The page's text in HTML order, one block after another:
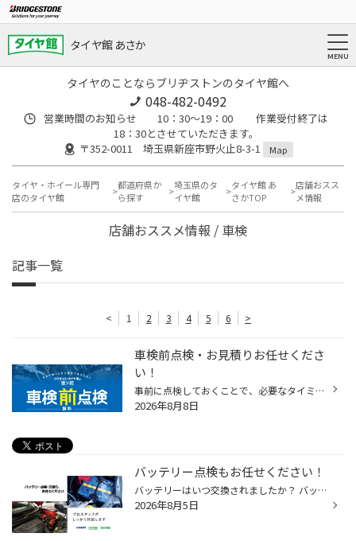
タイヤ館 あさか
タイヤのことならブリヂストンのタイヤ館へ
048-482-0492
営業時間のお知らせ 10：30～19：00 作業受付終了は
18：30とさせていただきます。
〒352-0011 埼玉県新座市野火止8-3-1
Map
タイヤ・ホイール専門
店のタイヤ館
都道府県か
ら探す
埼玉県のタ
イヤ館
タイヤ館 あ
さかTOP
店舗おスス
メ情報
店舗おススメ情報 / 車検
記事一覧
< 1 2 3 4 5 6 >
車検前点検・お見積りお任せくださ
い！
事前に点検しておくことで、必要なタイミングで、必要な個所をメンテナンスでき、車検を受ける際、出費が一度に重なってしまうことを回避！ 「よくわからないけど全部交換しておこう」ではなく、状況に応じた整備をご説明し、ご納得いただいた上で作業を進めます。 車検は、車検満了日の2ヶ月前から...
2026年8月8日
バッテリー点検もお任せください！
バッテリーはいつ交換されましたか？ バッテリーの交換目安は約３年です。 バッテリーは前触れなく突然上がってしまう事も！ 特にハイブリットカーやアイドリングストップカーはバッテリーの負担が大きい為こまめな点検が大切です。この機会に早めの点検を！点検WEB予約も承っています。 是非ご利用...
2026年8月5日